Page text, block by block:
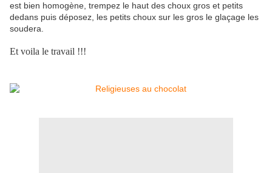
est bien homogène, trempez le haut des choux gros et petits
dedans puis déposez, les petits choux sur les gros le glaçage les
soudera.
Et voila le travail !!!